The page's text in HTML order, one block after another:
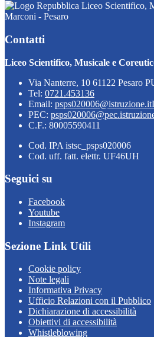
Liceo Scientifico,
Marconi - Pesaro
Contatti
Liceo Scientifico, Musicale e
Via Nanterre, 10 61122 Pesaro
Tel: 0721.453136
Email: psps020006@istruzione.it
PEC:
C.F.: 80005590411
Cod. IPA istsc_psps020006
Cod. uff. fatt. elettr. UF46UH
Seguici su
Facebook
Youtube
Instagram
Sezione Link Utili
Cookie policy
Note legali
Informativa Privacy
Ufficio Relazioni con il Pubblico
Dichiarazione di accessibilità
Obiettivi di accessibilità
Whistleblowing